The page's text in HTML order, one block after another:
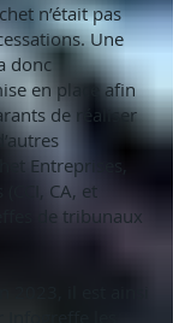
n’était pas
Une
donc
en place afin
de réaliser
Entreprises,
CA, et
de tribunaux